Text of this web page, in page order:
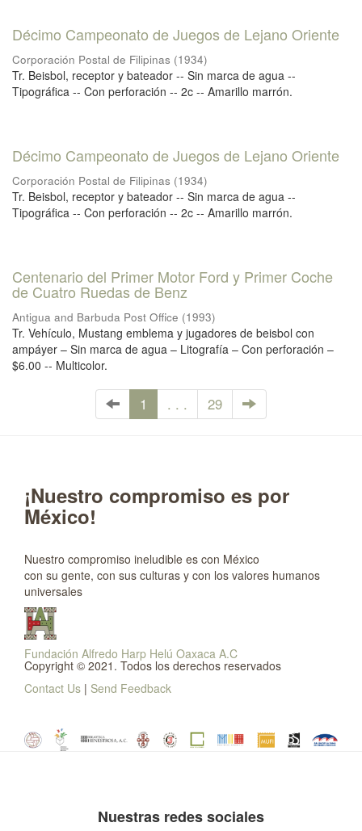
Décimo Campeonato de Juegos de Lejano Oriente
Corporación Postal de Filipinas (1934)
Tr. Beisbol, receptor y bateador -- Sin marca de agua --
Tipográfica -- Con perforación -- 2c -- Amarillo marrón.
Décimo Campeonato de Juegos de Lejano Oriente
Corporación Postal de Filipinas (1934)
Tr. Beisbol, receptor y bateador -- Sin marca de agua --
Tipográfica -- Con perforación -- 2c -- Amarillo marrón.
Centenario del Primer Motor Ford y Primer Coche
de Cuatro Ruedas de Benz
Antigua and Barbuda Post Office (1993)
Tr. Vehículo, Mustang emblema y jugadores de beisbol con
ampáyer – Sin marca de agua – Litografía – Con perforación –
$6.00 -- Multicolor.
1 . . . 29
¡Nuestro compromiso es por
México!
Nuestro compromiso ineludible es con México
con su gente, con sus culturas y con los valores humanos
universales
Fundación Alfredo Harp Helú Oaxaca A.C
Copyright © 2021. Todos los derechos reservados
Contact Us | Send Feedback
Nuestras redes sociales